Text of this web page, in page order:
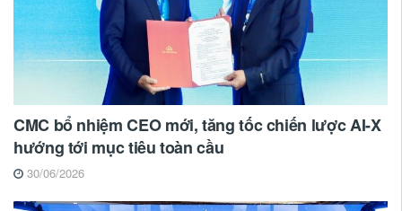
CMC bổ nhiệm CEO mới, tăng tốc chiến lược AI-X
hướng tới mục tiêu toàn cầu
30/06/2026